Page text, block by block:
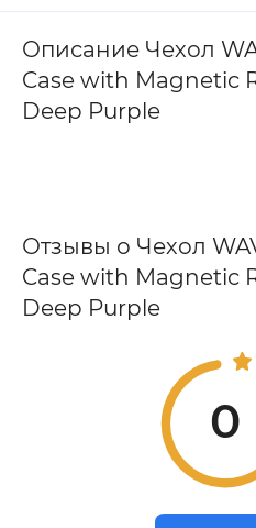
Описание Чехол
Case with Magnetic
Deep Purple
Отзывы о Чехол
Case with Magnetic
Deep Purple
0